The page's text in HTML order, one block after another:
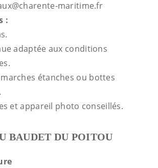
maritime.fr
:
adaptée aux conditions
étanches ou bottes
et appareil photo conseillés.
BAUDET DU POITOU